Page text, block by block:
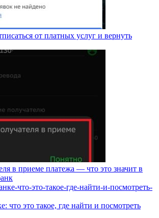
от платных услуг и вернуть
в приеме платежа — что это значит в
это такое, где найти и посмотреть